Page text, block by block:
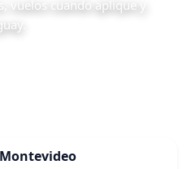
vuelos cuando aplique y